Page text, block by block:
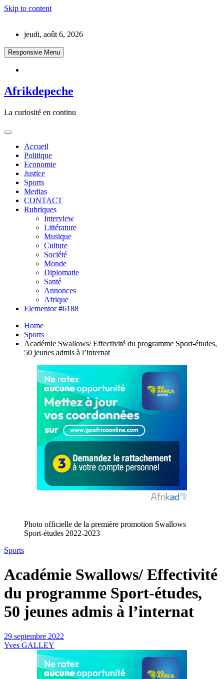
Skip to content
jeudi, août 6, 2026
Responsive Menu
Afrikdepeche
La curiosité en continu
Accueil
Politique
Economie
Justice
Sports
Medias
CONTACT
Rubriques
Interview
Littérature
Musique
Culture
Société
Monde
Diplomatie
Santé
Annonces
Afrique
Elementor #6188
Home
Sports
Académie Swallows/ Effectivité du programme Sport-études,
50 jeunes admis à l’internat
Photo officielle de la première promotion Swallows
Sport-études 2022-2023
Sports
Académie Swallows/ Effectivité
du programme Sport-études,
50 jeunes admis à l’internat
29 septembre 2022
Yves GALLEY